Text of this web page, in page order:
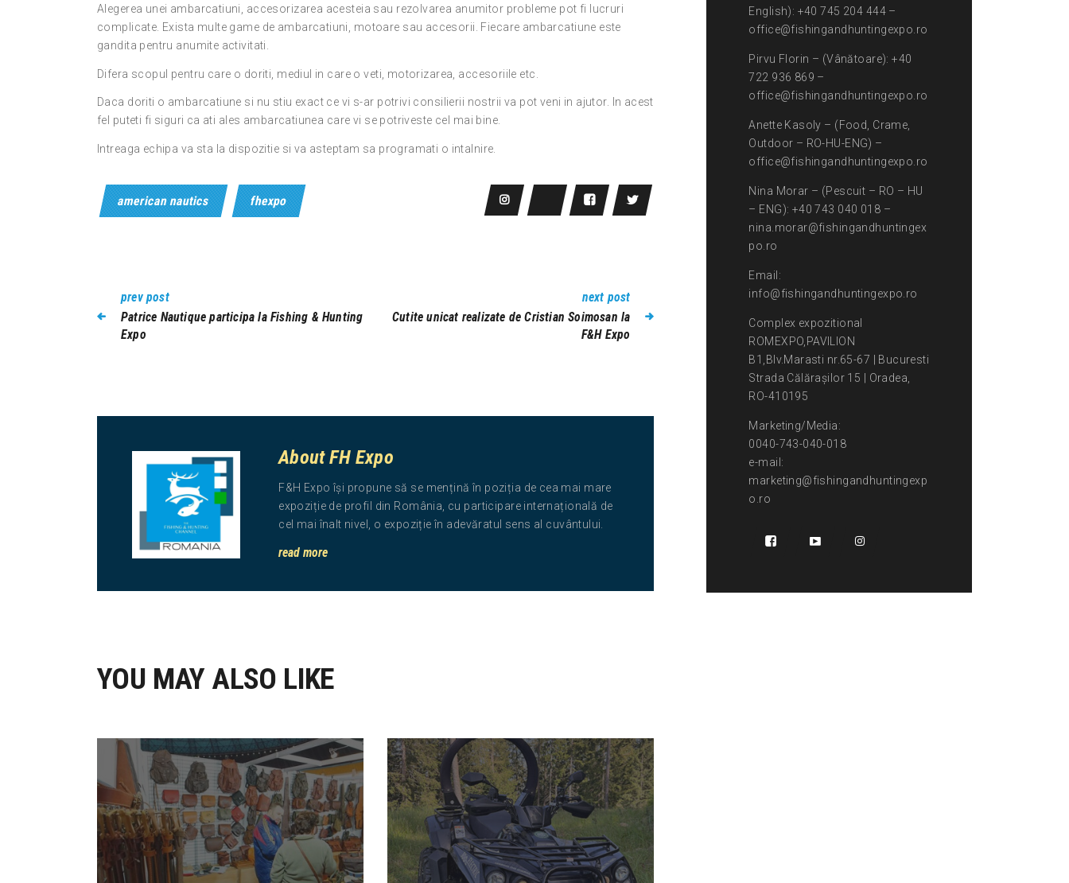
Alegerea unei ambarcatiuni, accesorizarea acesteia sau rezolvarea anumitor probleme pot fi lucruri
complicate. Exista multe game de ambarcatiuni, motoare sau accesorii. Fiecare ambarcatiune este
gandita pentru anumite activitati.
Difera scopul pentru care o doriti, mediul in care o veti, motorizarea, accesoriile etc.
Daca doriti o ambarcatiune si nu stiu exact ce vi s-ar potrivi consilierii nostrii va pot veni in ajutor. In acest
fel puteti fi siguri ca ati ales ambarcatiunea care vi se potriveste cel mai bine.
Intreaga echipa va sta la dispozitie si va asteptam sa programati o intalnire.
american nautics fhexpo
prev post
Patrice Nautique participa la Fishing & Hunting
Expo
next post
Cutite unicat realizate de Cristian Soimosan la
F&H Expo
About FH Expo
F&H Expo își propune să se mențină în poziția de cea mai mare
expoziție de profil din România, cu participare internațională de
cel mai înalt nivel, o expoziție în adevăratul sens al cuvântului.
read more
YOU MAY ALSO LIKE
English): +40 745 204 444 –
office@fishingandhuntingexpo.ro
Pirvu Florin – (Vânătoare): +40
722 936 869 –
office@fishingandhuntingexpo.ro
Anette Kasoly – (Food, Crame,
Outdoor – RO-HU-ENG) –
office@fishingandhuntingexpo.ro
Nina Morar – (Pescuit – RO – HU
– ENG): +40 743 040 018 –
nina.morar@fishingandhuntingex
po.ro
Email:
info@fishingandhuntingexpo.ro
Complex expozitional
ROMEXPO,PAVILION
B1,Blv.Marasti nr.65-67 | Bucuresti
Strada Călărașilor 15 | Oradea,
RO-410195
Marketing/Media:
0040-743-040-018
e-mail:
marketing@fishingandhuntingexp
o.ro